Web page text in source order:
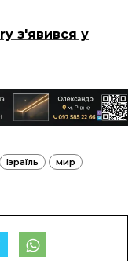
з'явився у
Ізраїль
мир